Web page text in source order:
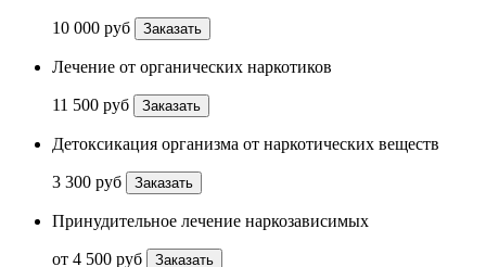
10 000 руб Заказать
Лечение от органических наркотиков
11 500 руб Заказать
Детоксикация организма от наркотических веществ
3 300 руб Заказать
Принудительное лечение наркозависимых
от 4 500 руб Заказать